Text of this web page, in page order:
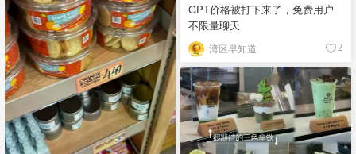
GPT价格被打下来了，免费用户
不限量聊天
湾区早知道 2